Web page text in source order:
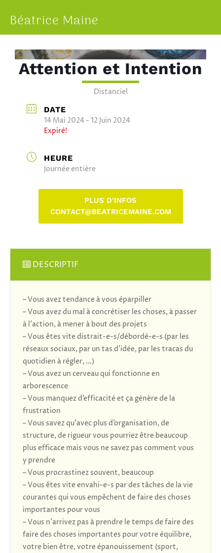
Béatrice Maine
Attention et Intention
LIEU
Distanciel
DATE
14 Mai 2024 - 12 Juin 2024
Expiré!
HEURE
Journée entière
PLUS D'INFOS
CONTACT@BEATRICEMAINE.COM
DESCRIPTIF
– Vous avez tendance à vous éparpiller
– Vous avez du mal à concrétiser les choses, à passer
à l’action, à mener à bout des projets
– Vous êtes vite distrait-e-s/débordé-e-s (par les
réseaux sociaux, par un tas d’idée, par les tracas du
quotidien à régler, …)
– Vous avez un cerveau qui fonctionne en
arborescence
– Vous manquez d’efficacité et ça génère de la
frustration
– Vous savez qu’avec plus d’organisation, de
structure, de rigueur vous pourriez être beaucoup
plus efficace mais vous ne savez pas comment vous
y prendre
– Vous procrastinez souvent, beaucoup
– Vous êtes vite envahi-e-s par des tâches de la vie
courantes qui vous empêchent de faire des choses
importantes pour vous
– Vous n’arrivez pas à prendre le temps de faire des
faire des choses importantes pour votre équilibre,
votre bien être, votre épanouissement (sport,